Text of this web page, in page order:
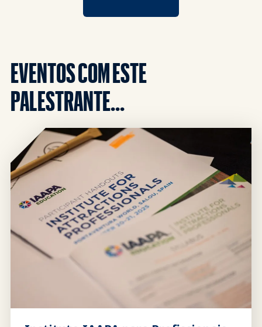
EVENTOS COM ESTE
PALESTRANTE...